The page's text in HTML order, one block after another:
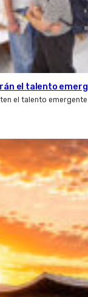
el talento
el talento